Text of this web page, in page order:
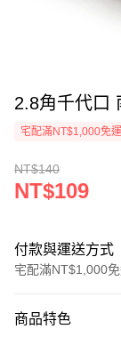
2.8角千代口
宅配滿NT$1,000免運
NT$140
NT$109
付款與運送方式
宅配滿NT$1,000
信用卡一次付款
商品特色